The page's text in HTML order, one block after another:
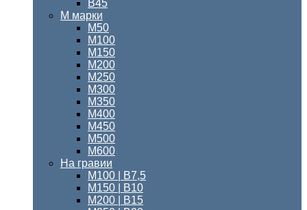
В45
М марки
М50
М100
М150
М200
М250
М300
М350
М400
М450
М500
М600
На гравии
М100 | B7,5
М150 | В10
М200 | B15